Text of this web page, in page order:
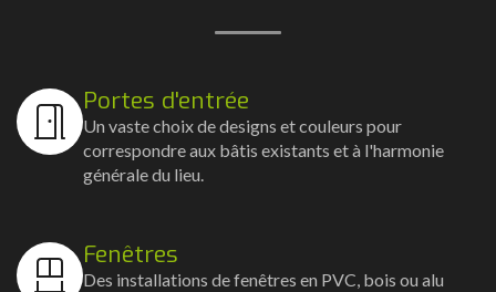
Portes d'entrée
Un vaste choix de designs et couleurs pour
correspondre aux bâtis existants et à l'harmonie
générale du lieu.
Fenêtres
Des installations de fenêtres en PVC, bois ou alu